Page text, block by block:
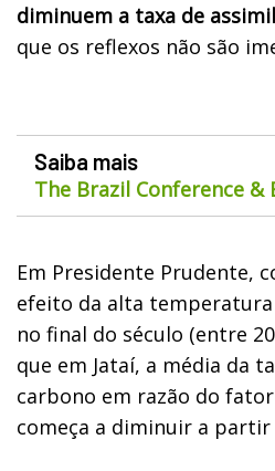
diminuem a taxa de
que os reflexos não são
Saiba mais
The Brazil Conference &
Em Presidente Prudente,
efeito da alta
no final do século (entre
que em Jataí, a média da
carbono em razão do
começa a diminuir a partir